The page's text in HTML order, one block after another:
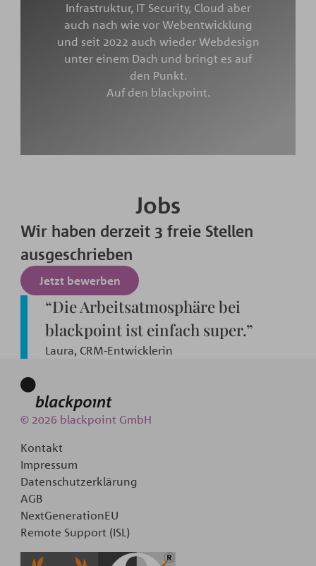
Infrastruktur, IT Security, Cloud aber
auch nach wie vor Webentwicklung
und seit 2022 auch wieder Webdesign
unter einem Dach und bringt es auf
den Punkt.
Auf den blackpoint.
Jobs
Wir haben derzeit 3 freie Stellen
ausgeschrieben
Jetzt bewerben
“Die Arbeitsatmosphäre bei
blackpoint ist einfach super.”
Laura, CRM-Entwicklerin
© 2026 blackpoint GmbH
Kontakt
Impressum
Datenschutzerklärung
AGB
NextGenerationEU
Remote Support (ISL)